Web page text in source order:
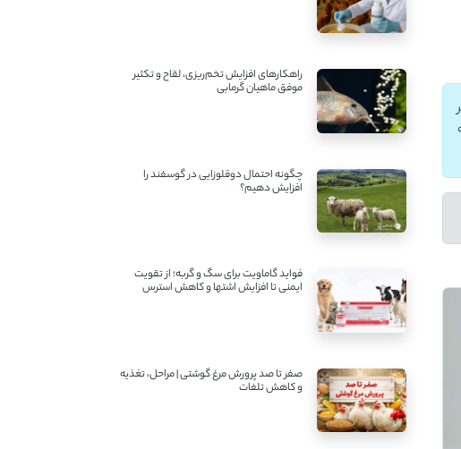
راهکارهای افزایش تخم‌ریزی، لقاح و تکثیر
موفق ماهیان گرمابی
چگونه احتمال دوقلوزایی در گوسفند را
افزایش دهیم؟
فواید گاماویت برای سگ و گربه؛ از تقویت
ایمنی تا افزایش اشتها و کاهش استرس
صفر تا صد پرورش مرغ گوشتی | مراحل، تغذیه
و کاهش تلفات